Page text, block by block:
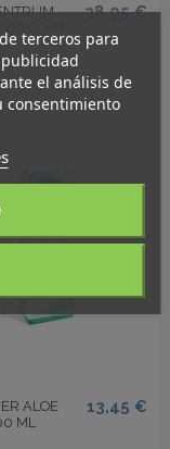
38,95 €
ALOE
ML
13,45 €
terceros para
el análisis de
consentimiento